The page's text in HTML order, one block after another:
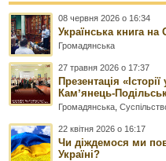
08 червня 2026 о 16:34
Українська книга на
Громадянська
27 травня 2026 о 17:37
Презентація
Камʼянець-
Громадянська ,
22 квітня 2026 о 16:17
Чи діждемося ми
Україні?